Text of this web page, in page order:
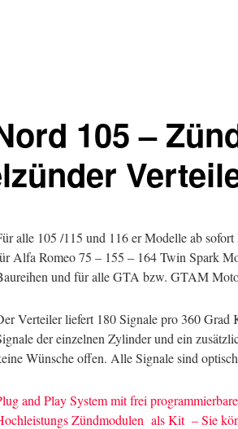
105 –
alle 105 /115 und 116 er Modelle ab
Alfa Romeo 75 – 155 – 164 Twin Spark
und für alle GTA bzw. GTAM
Verteiler liefert 180 Signale pro 360
der einzelnen Zylinder und ein
Wünsche offen. Alle Signale sind
and Play System mit frei
Zündmodulen als Kit – Sie